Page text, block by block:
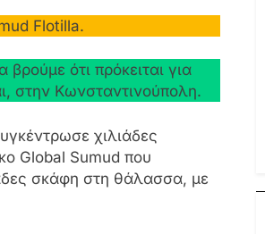
Flotilla.
ότι πρόκειται για
στην Κωνσταντινούπολη.
χιλιάδες
Global Sumud που
σκάφη στη θάλασσα, με